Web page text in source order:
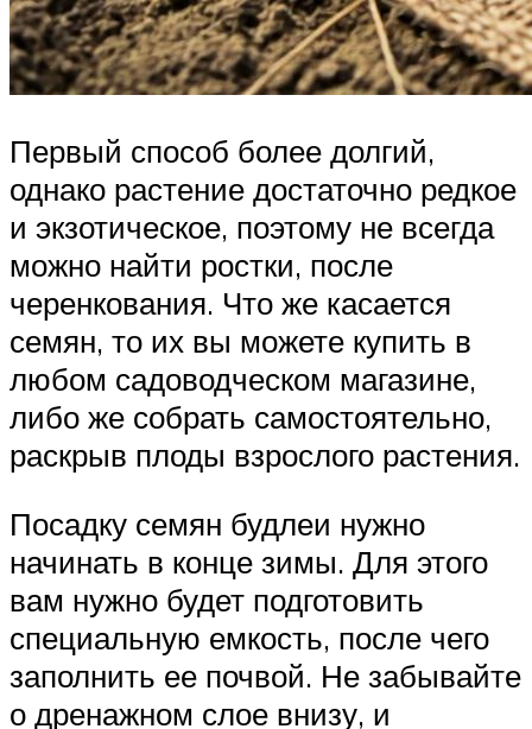
Первый способ более долгий,
однако растение достаточно редкое
и экзотическое, поэтому не всегда
можно найти ростки, после
черенкования. Что же касается
семян, то их вы можете купить в
любом садоводческом магазине,
либо же собрать самостоятельно,
раскрыв плоды взрослого растения.
Посадку семян будлеи нужно
начинать в конце зимы. Для этого
вам нужно будет подготовить
специальную емкость, после чего
заполнить ее почвой. Не забывайте
о дренажном слое внизу, и